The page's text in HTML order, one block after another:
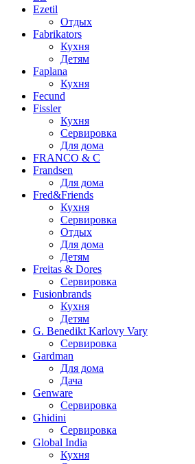
Ezetil
Отдых
Fabrikators
Кухня
Детям
Faplana
Кухня
Fecund
Fissler
Кухня
Сервировка
Для дома
FRANCO & C
Frandsen
Для дома
Fred&Friends
Кухня
Сервировка
Отдых
Для дома
Детям
Freitas & Dores
Сервировка
Fusionbrands
Кухня
Детям
G. Benedikt Karlovy Vary
Сервировка
Gardman
Для дома
Дача
Genware
Сервировка
Ghidini
Сервировка
Global India
Кухня